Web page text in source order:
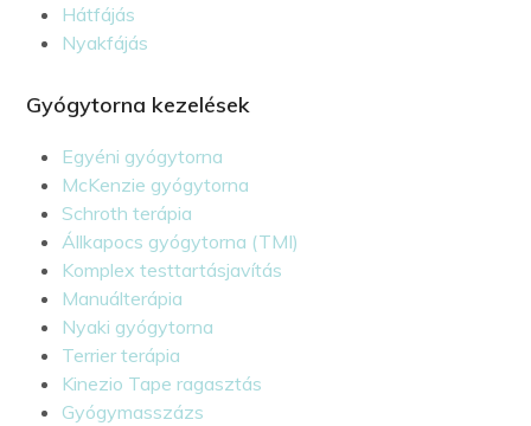
Hátfájás
Nyakfájás
Gyógytorna kezelések
Egyéni gyógytorna
McKenzie gyógytorna
Schroth terápia
Állkapocs gyógytorna (TMI)
Komplex testtartásjavítás
Manuálterápia
Nyaki gyógytorna
Terrier terápia
Kinezio Tape ragasztás
Gyógymasszázs